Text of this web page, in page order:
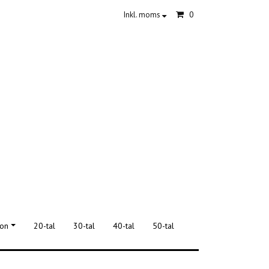
Inkl. moms 0
20-tal 30-tal 40-tal 50-tal